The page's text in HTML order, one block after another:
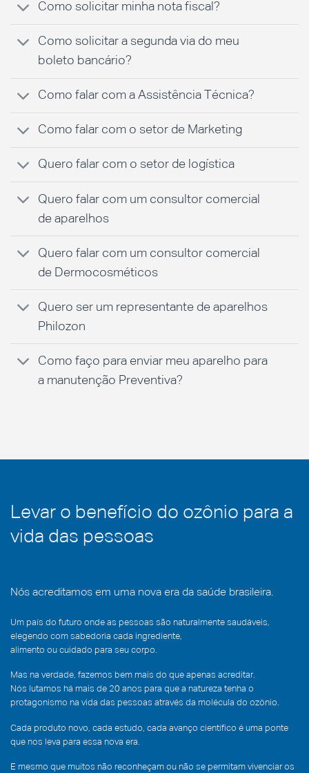
Como solicitar minha nota fiscal?
Como solicitar a segunda via do meu
boleto bancário?
Como falar com a Assistência Técnica?
Como falar com o setor de Marketing
Quero falar com o setor de logística
Quero falar com um consultor comercial
de aparelhos
Quero falar com um consultor comercial
de Dermocosméticos
Quero ser um representante de aparelhos
Philozon
Como faço para enviar meu aparelho para
a manutenção Preventiva?
Levar o benefício do ozônio para a
vida das pessoas
Nós acreditamos em uma nova era da saúde brasileira.
Um país do futuro onde as pessoas são naturalmente saudáveis,
elegendo com sabedoria cada ingrediente,
alimento ou cuidado para seu corpo.
Mas na verdade, fazemos bem mais do que apenas acreditar.
Nós lutamos há mais de 20 anos para que a natureza tenha o
protagonismo na vida das pessoas através da molécula do ozônio.
Cada produto novo, cada estudo, cada avanço científico é uma ponte
que nos leva para essa nova era.
E mesmo que muitos não reconheçam ou não se permitam vivenciar os